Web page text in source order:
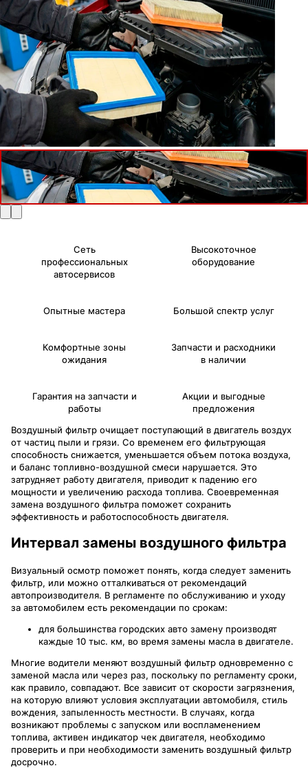
Сеть
профессиональных
автосервисов
Высокоточное
оборудование
Опытные мастера Большой спектр услуг
Комфортные зоны
ожидания
Запчасти и расходники
в наличии
Гарантия на запчасти и
работы
Акции и выгодные
предложения
Воздушный фильтр очищает поступающий в двигатель воздух
от частиц пыли и грязи. Со временем его фильтрующая
способность снижается, уменьшается объем потока воздуха,
и баланс топливно-воздушной смеси нарушается. Это
затрудняет работу двигателя, приводит к падению его
мощности и увеличению расхода топлива. Своевременная
замена воздушного фильтра поможет сохранить
эффективность и работоспособность двигателя.
Интервал замены воздушного фильтра
Визуальный осмотр поможет понять, когда следует заменить
фильтр, или можно отталкиваться от рекомендаций
автопроизводителя. В регламенте по обслуживанию и уходу
за автомобилем есть рекомендации по срокам:
для большинства городских авто замену производят
каждые 10 тыс. км, во время замены масла в двигателе.
Многие водители меняют воздушный фильтр одновременно с
заменой масла или через раз, поскольку по регламенту сроки,
как правило, совпадают. Все зависит от скорости загрязнения,
на которую влияют условия эксплуатации автомобиля, стиль
вождения, запыленность местности. В случаях, когда
возникают проблемы с запуском или воспламенением
топлива, активен индикатор чек двигателя, необходимо
проверить и при необходимости заменить воздушный фильтр
досрочно.